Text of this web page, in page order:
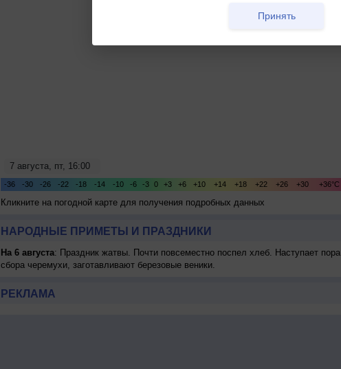
Кликните на погодной карте для получения подробных данных
НАРОДНЫЕ ПРИМЕТЫ И ПРАЗДНИКИ
На 6 августа: Праздник жатвы. Почти повсеместно поспел хлеб. Наступает пора
сбора черемухи, заготавливают березовые веники.
РЕКЛАМА
Принять